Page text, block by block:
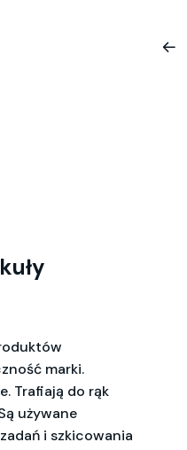
marki.
Trafiają do rąk
używane
i szkicowania